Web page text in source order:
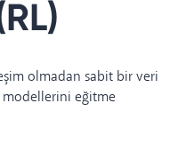
olmadan sabit bir veri
modellerini eğitme